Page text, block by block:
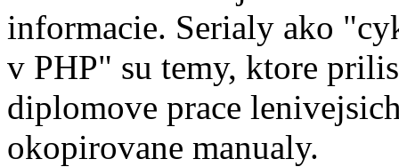
informacie. Serialy ako
v PHP" su temy, ktore
diplomove prace
okopirovane manualy.